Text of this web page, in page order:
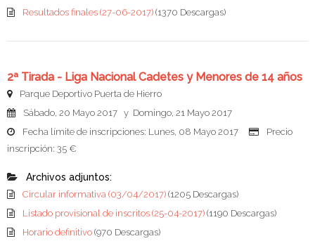
Resultados finales (27-06-2017) (1370 Descargas)
2ª Tirada - Liga Nacional Cadetes y Menores de 14 años
Parque Deportivo Puerta de Hierro
Sábado, 20 Mayo 2017 y Domingo, 21 Mayo 2017
Fecha límite de inscripciones: Lunes, 08 Mayo 2017
Precio
inscripción: 35 €
Archivos adjuntos:
Circular informativa (03/04/2017) (1205 Descargas)
Listado provisional de inscritos (25-04-2017) (1190 Descargas)
Horario definitivo (970 Descargas)